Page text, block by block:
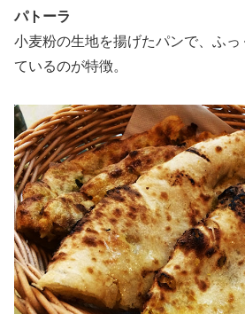
パトーラ
小麦粉の生地を揚げたパンで、ふ
ているのが特徴。